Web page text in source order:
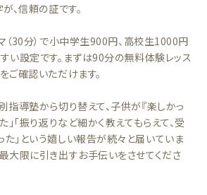
、信頼の証です。
（30分）で小中学生900円、高校生1000円
い設定です。まずは90分の無料体験レッス
ご確認いただけます。
指導塾から切り替えて、子供が『楽しかっ
」「振り返りなど細かく教えてもらえて、受
」という嬉しい報告が続々と届いていま
大限に引き出すお手伝いをさせてくださ